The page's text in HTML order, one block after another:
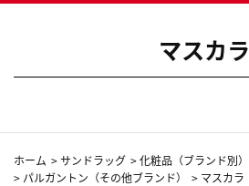
マスカラ
ホーム >サンドラッグ >化粧品（ブランド別）
> パルガントン（その他ブランド） > マスカラ